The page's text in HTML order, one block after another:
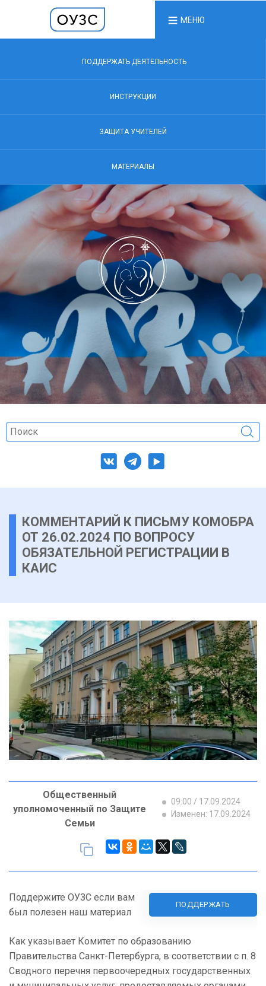
МЕНЮ
ПОДДЕРЖАТЬ ДЕЯТЕЛЬНОСТЬ
ИНСТРУКЦИИ
ЗАЩИТА УЧИТЕЛЕЙ
МАТЕРИАЛЫ
КОММЕНТАРИЙ К ПИСЬМУ КОМОБРА
ОТ 26.02.2024 ПО ВОПРОСУ
ОБЯЗАТЕЛЬНОЙ РЕГИСТРАЦИИ В
КАИС
Общественный
уполномоченный по Защите
Семьи
09:00 / 17.09.2024
Изменен: 17.09.2024
Поддержите ОУЗС если вам
был полезен наш материал
ПОДДЕРЖАТЬ
Как указывает Комитет по образованию
Правительства Санкт-Петербурга, в соответствии с п. 8
Сводного перечня первоочередных государственных